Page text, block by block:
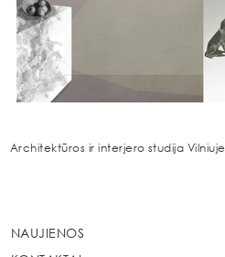
Architektūros ir interjero studija Vilniuje
NAUJIENOS